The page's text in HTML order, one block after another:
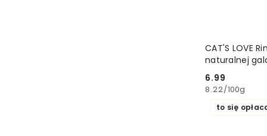
CAT'S LOVE
naturalnej
Cena:
6.99
8.22/100g
to się